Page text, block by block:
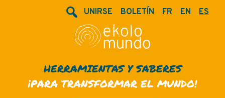
UNIRSE BOLETÍN FR EN ES
HERRAMIENTAS Y SABERES
¡PARA TRANSFORMAR EL MUNDO!